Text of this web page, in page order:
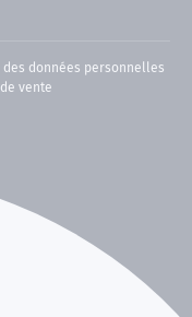
des données personnelles
vente